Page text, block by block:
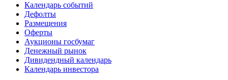
Календарь событий
Дефолты
Размещения
Оферты
Аукционы госбумаг
Денежный рынок
Дивидендный календарь
Календарь инвестора